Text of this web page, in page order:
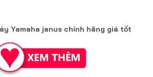
Yamaha janus chính hãng giá tốt